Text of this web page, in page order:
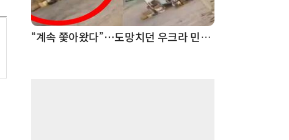
“계속 쫓아왔다”…도망치던 우크라 민간인 공격한 러 자폭 드론